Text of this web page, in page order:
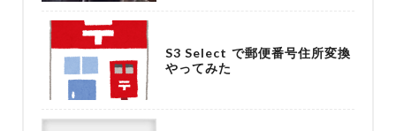
S3 Select で郵便番号住所変換
やってみた